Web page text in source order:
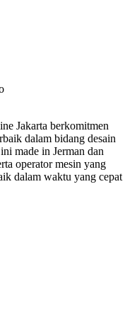
Jakarta berkomitmen
dalam bidang desain
made in Jerman dan
operator mesin yang
dalam waktu yang cepat